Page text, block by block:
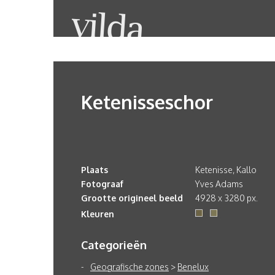
Ketenisseschor
Plaats
Ketenisse, Kallo
Fotograaf
Yves Adams
Grootte origineel beeld
4928 x 3280 px.
Kleuren
Categorieën
Geografische zones > Benelux